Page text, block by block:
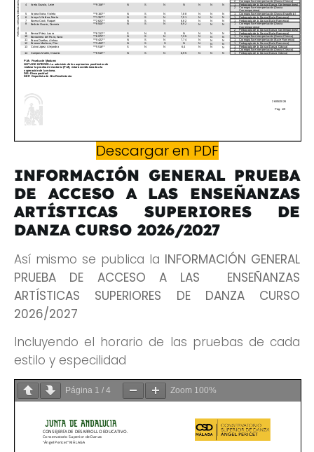
Descargar en PDF
INFORMACIÓN GENERAL PRUEBA
DE ACCESO A LAS ENSEÑANZAS
ARTÍSTICAS SUPERIORES DE
DANZA CURSO 2026/2027
Así mismo se publica la INFORMACIÓN GENERAL
PRUEBA DE ACCESO A LAS
ENSEÑANZAS
ARTÍSTICAS SUPERIORES DE DANZA
CURSO
2026/2027
Incluyendo el horario de las pruebas de cada
estilo y especilidad
Página 1 / 4 Zoom 100%